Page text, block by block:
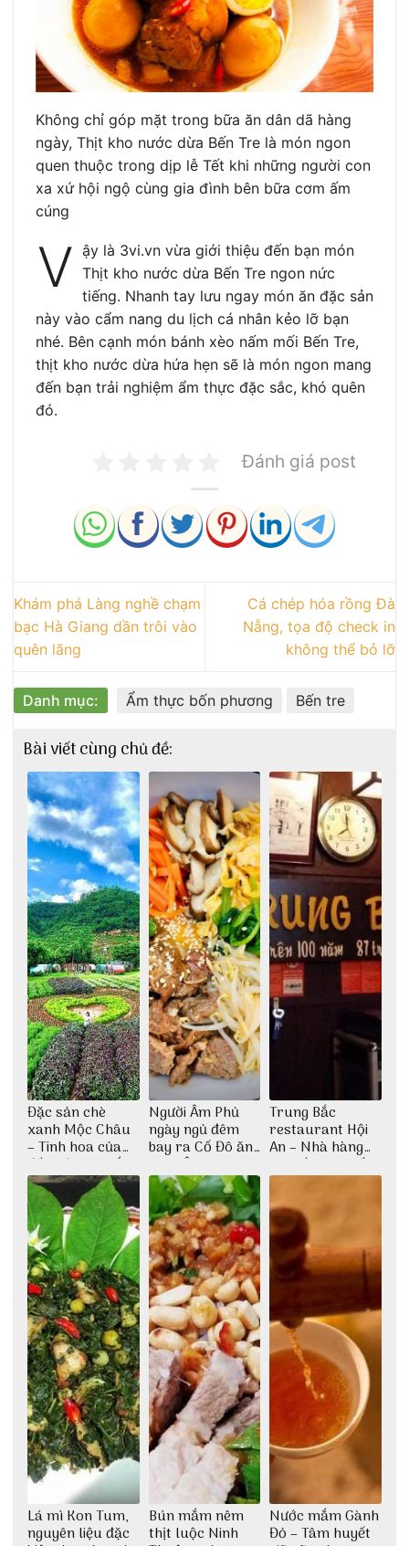
Không chỉ góp mặt trong bữa ăn dân dã hàng
ngày, Thịt kho nước dừa Bến Tre là món ngon
quen thuộc trong dịp lễ Tết khi những người con
xa xứ hội ngộ cùng gia đình bên bữa cơm ấm
cúng
V ậy là 3vi.vn vừa giới thiệu đến bạn món
Thịt kho nước dừa Bến Tre ngon nức
tiếng. Nhanh tay lưu ngay món ăn đặc sản
này vào cẩm nang du lịch cá nhân kẻo lỡ bạn
nhé. Bên cạnh món bánh xèo nấm mối Bến Tre,
thịt kho nước dừa hứa hẹn sẽ là món ngon mang
đến bạn trải nghiệm ẩm thực đặc sắc, khó quên
đó.
Đánh giá post
Khám phá Làng nghề chạm
bạc Hà Giang dần trôi vào
quên lãng
Cá chép hóa rồng Đà
Nẵng, tọa độ check in
không thể bỏ lỡ
Danh mục: Ẩm thực bốn phương Bến tre
Bài viết cùng chủ đề:
Đặc sản chè
xanh Mộc Châu
– Tinh hoa của
đất trời Tây Bắc
Người Âm Phủ
ngày ngủ đêm
bay ra Cố Đô ăn
Cơm Âm Phủ
Huế
Trung Bắc
restaurant Hội
An – Nhà hàng
cao lầu có thiết
kế vô cùng ấn
tượng giữa lòng
phố Hội
Lá mì Kon Tum,
nguyên liệu đặc
Bún mắm nêm
thịt luộc Ninh
Nước mắm Gành
Đỏ – Tâm huyết